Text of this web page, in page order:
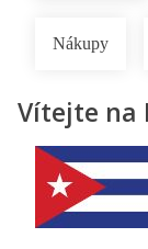
Nákupy
Vítejte na